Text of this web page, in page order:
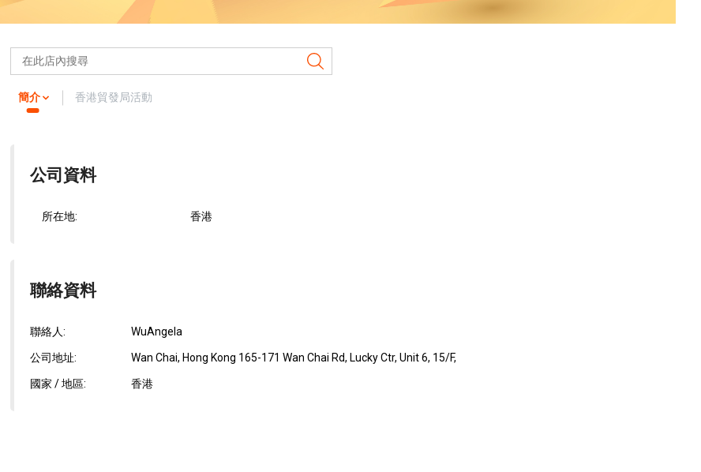
簡介 香港貿發局活動
公司資料
所在地: 香港
聯絡資料
聯絡人: WuAngela
公司地址: Wan Chai, Hong Kong 165-171 Wan Chai Rd, Lucky Ctr, Unit 6, 15/F,
國家 / 地區: 香港